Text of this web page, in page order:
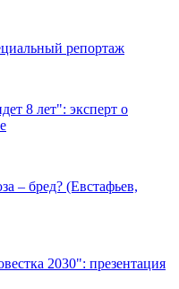
репортаж
8 лет": эксперт о
– бред? (Евстафьев,
2030": презентация